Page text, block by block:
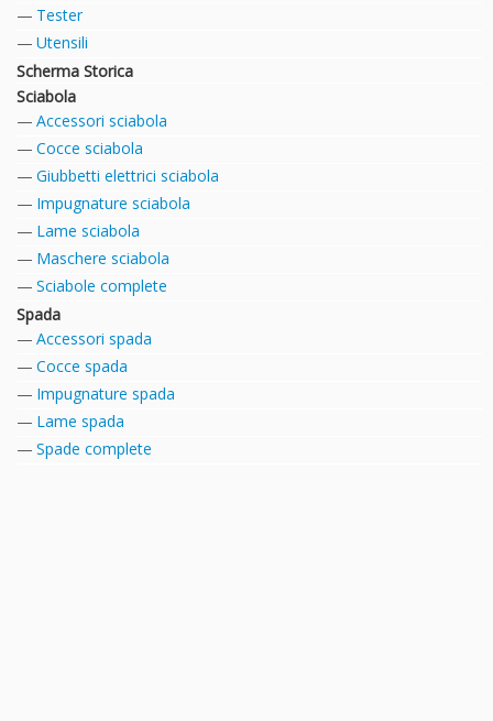
Tester
Utensili
Scherma Storica
Sciabola
Accessori sciabola
Cocce sciabola
Giubbetti elettrici sciabola
Impugnature sciabola
Lame sciabola
Maschere sciabola
Sciabole complete
Spada
Accessori spada
Cocce spada
Impugnature spada
Lame spada
Spade complete